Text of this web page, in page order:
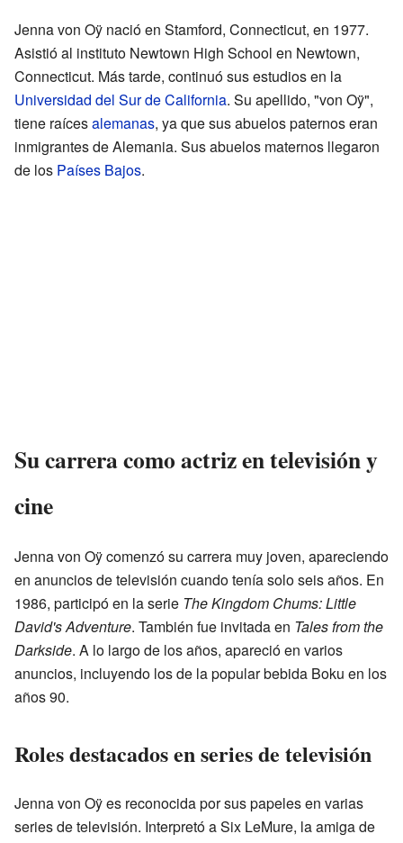
Jenna von Oÿ nació en Stamford, Connecticut, en 1977.
Asistió al instituto Newtown High School en Newtown,
Connecticut. Más tarde, continuó sus estudios en la
Universidad del Sur de California. Su apellido, "von Oÿ",
tiene raícesalemanas, ya que sus abuelos paternos eran
inmigrantes de Alemania. Sus abuelos maternos llegaron
de los Países Bajos.
Su carrera como actriz en televisión y
cine
Jenna von Oÿ comenzó su carrera muy joven, apareciendo
en anuncios de televisión cuando tenía solo seis años. En
1986, participó en la serie The Kingdom Chums: Little
David's Adventure. También fue invitada en Tales from the
Darkside. A lo largo de los años, apareció en varios
anuncios, incluyendo los de la popular bebida Boku en los
años 90.
Roles destacados en series de televisión
Jenna von Oÿ es reconocida por sus papeles en varias
series de televisión. Interpretó a Six LeMure, la amiga de